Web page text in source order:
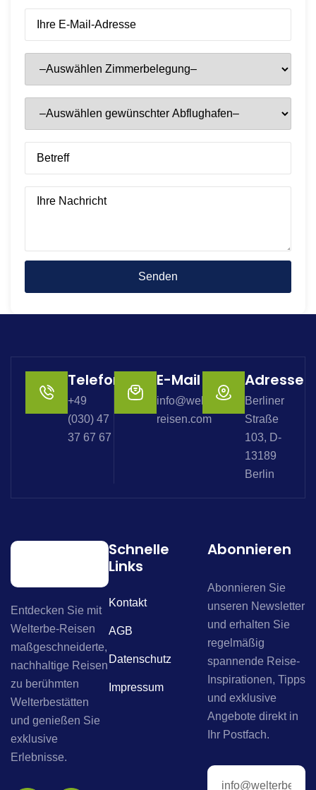
Telefon
+49
(030) 47
37 67 67
E-Mail
info@welterbe-
reisen.com
Adresse
Berliner
Straße
103, D-
13189
Berlin
Entdecken Sie mit
Welterbe-Reisen
maßgeschneiderte,
nachhaltige Reisen
zu berühmten
Welterbestätten
und genießen Sie
exklusive
Erlebnisse.
Schnelle
Links
Kontakt
AGB
Datenschutz
Impressum
Abonnieren
Abonnieren Sie
unseren Newsletter
und erhalten Sie
regelmäßig
spannende Reise-
Inspirationen, Tipps
und exklusive
Angebote direkt in
Ihr Postfach.